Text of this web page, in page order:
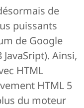
de
puissants
de Google
Ainsi,
HTML
HTML 5
du moteur